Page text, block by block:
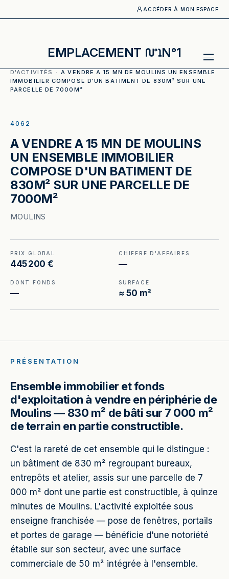
ACCÉDER À MON ESPACE
EMPLACEMENT N°1
D'ACTIVITÉS
· A VENDRE A 15 MN DE MOULINS UN ENSEMBLE
IMMOBILIER COMPOSE D'UN BATIMENT DE 830M² SUR UNE
PARCELLE DE 7000M²
4062
A VENDRE A 15 MN DE MOULINS
UN ENSEMBLE IMMOBILIER
COMPOSE D'UN BATIMENT DE
830M² SUR UNE PARCELLE DE
7000M²
MOULINS
PRIX GLOBAL
445 200 €
CHIFFRE D'AFFAIRES
—
DONT FONDS
—
SURFACE
≈ 50 m²
PRÉSENTATION
Ensemble immobilier et fonds
d'exploitation à vendre en périphérie de
Moulins — 830 m² de bâti sur 7 000 m²
de terrain en partie constructible.
C'est la rareté de cet ensemble qui le distingue :
un bâtiment de 830 m² regroupant bureaux,
entrepôts et atelier, assis sur une parcelle de 7
000 m² dont une partie est constructible, à quinze
minutes de Moulins. L'activité exploitée sous
enseigne franchisée — pose de fenêtres, portails
et portes de garage — bénéficie d'une notoriété
établie sur son secteur, avec une surface
commerciale de 50 m² intégrée à l'ensemble.